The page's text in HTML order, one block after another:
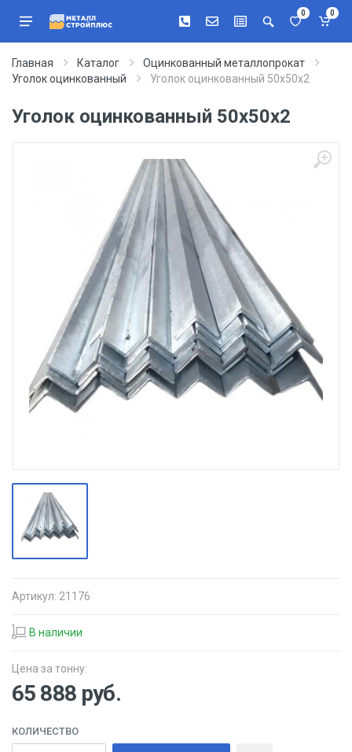
0 0
Главная Каталог
Оцинкованный металлопрокат
Уголок оцинкованный
Уголок оцинкованный 50х50х2
Уголок оцинкованный 50х50х2
Артикул: 21176
В наличии
Цена за тонну:
65 888 руб.
КОЛИЧЕСТВО